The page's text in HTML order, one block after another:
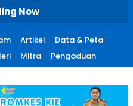
Now
Artikel
Data & Peta
Mitra Pengaduan
Kota